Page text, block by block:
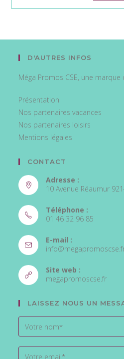
D'AUTRES INFOS
Méga Promos CSE, une marque
Présentation
Nos partenaires vacances
Nos partenaires loisirs
Mentions légales
CONTACT
Adresse :
10 Avenue Réaumur
Téléphone :
01 46 32 96 85
dans
votre
application
E-mail :
Site web :
megapromoscse.fr
LAISSEZ NOUS UN